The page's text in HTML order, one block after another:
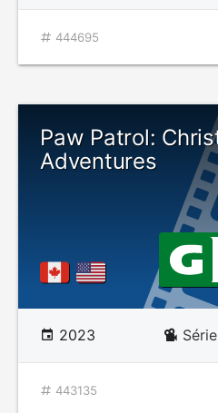
444695
Paw Patrol:
Adventures
2023
443135